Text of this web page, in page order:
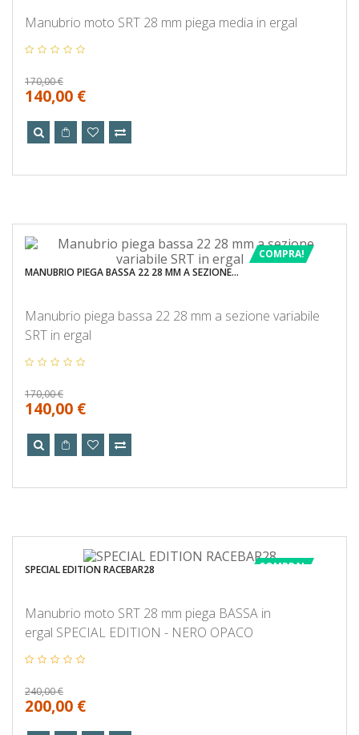
Manubrio moto SRT 28 mm piega media in ergal
170,00 €
140,00 €
COMPRA!
MANUBRIO PIEGA BASSA 22 28 MM A SEZIONE...
Manubrio piega bassa 22 28 mm a sezione variabile
SRT in ergal
170,00 €
140,00 €
COMPRA!
SPECIAL EDITION RACEBAR28
Manubrio moto SRT 28 mm piega BASSA in
ergal SPECIAL EDITION - NERO OPACO
240,00 €
200,00 €